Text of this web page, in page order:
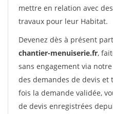
mettre en relation avec
travaux pour leur Habitat.
Devenez dès à présent
chantier-menuiserie.fr,
sans engagement via
des demandes de devis et
fois la demande validée,
de devis enregistrées